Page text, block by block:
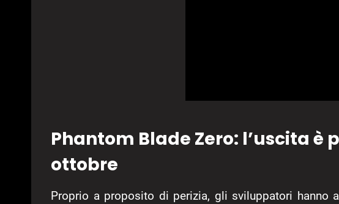
Phantom Blade Zero: l’uscita è
ottobre
Proprio a proposito di perizia, gli sviluppatori hanno